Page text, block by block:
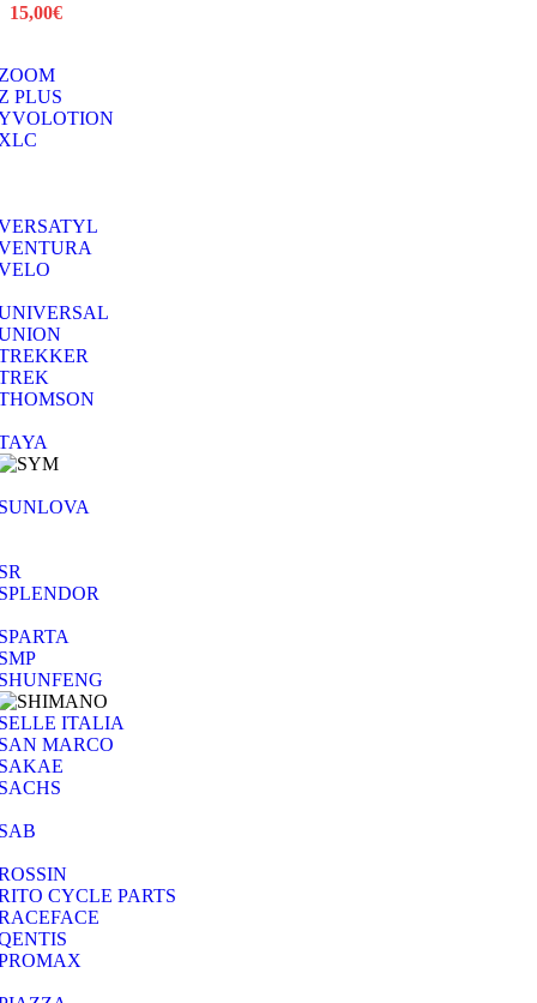
15,00€
PLUS
ITALIA
MARCO
CYCLE PARTS